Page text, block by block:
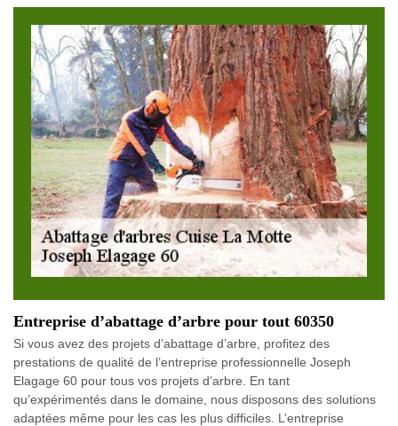
Entreprise d’abattage d’arbre pour tout 60350
Si vous avez des projets d’abattage d’arbre, profitez des
prestations de qualité de l’entreprise professionnelle Joseph
Elagage 60 pour tous vos projets d’arbre. En tant
qu’expérimentés dans le domaine, nous disposons des solutions
adaptées même pour les cas les plus difficiles. L’entreprise